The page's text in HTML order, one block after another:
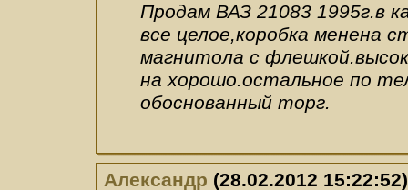
Продам ВАЗ 21083 1995г.в
все целое,коробка менена
магнитола с
на хорошо.остальное по
обоснованный торг.
Александр (28.02.2012 15:22:52)